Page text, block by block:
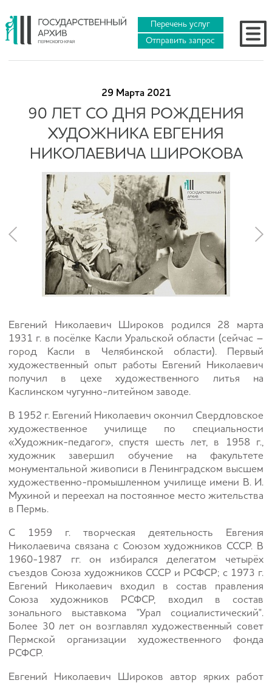
Перечень услуг
Отправить запрос
29 Марта 2021
90 ЛЕТ СО ДНЯ РОЖДЕНИЯ
ХУДОЖНИКА ЕВГЕНИЯ
НИКОЛАЕВИЧА ШИРОКОВА
Евгений Николаевич Широков родился 28 марта
1931 г. в посёлке Касли Уральской области (сейчас –
город Касли в Челябинской области). Первый
художественный опыт работы Евгений Николаевич
получил в цехе художественного литья на
Каслинском чугунно-литейном заводе.
В 1952 г. Евгений Николаевич окончил Свердловское
художественное училище по специальности
«Художник-педагог», спустя шесть лет, в 1958 г.,
художник завершил обучение на факультете
монументальной живописи в Ленинградском высшем
художественно-промышленном училище имени В. И.
Мухиной и переехал на постоянное место жительства
в Пермь.
С 1959 г. творческая деятельность Евгения
Николаевича связана с Союзом художников СССР. В
1960-1987 гг. он избирался делегатом четырёх
съездов Союза художников СССР и РСФСР; с 1973 г.
Евгений Николаевич входил в состав правления
Союза художников РСФСР, входил в состав
зонального выставкома "Урал социалистический".
Более 30 лет он возглавлял художественный совет
Пермской организации художественного фонда
РСФСР.
Евгений Николаевич Широков автор ярких работ